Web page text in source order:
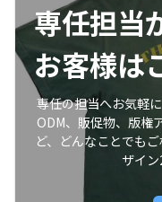
専任担当
お客様は
専任の担当へお気軽
ODM、販促物、版権
ど、どんなことでも
ザイン